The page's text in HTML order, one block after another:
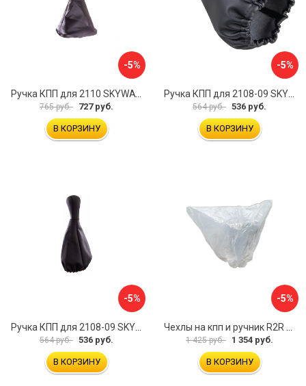
-5%
Ручка КПП для 2110 SKYWAY S06202013
765 руб. 727 руб.
В КОРЗИНУ
-5%
Ручка КПП для 2108-09 SKYWAY S06202008
564 руб. 536 руб.
В КОРЗИНУ
-5%
564 руб. 536 руб.
В КОРЗИНУ
-5%
1 425 руб. 1 354 руб.
В КОРЗИНУ